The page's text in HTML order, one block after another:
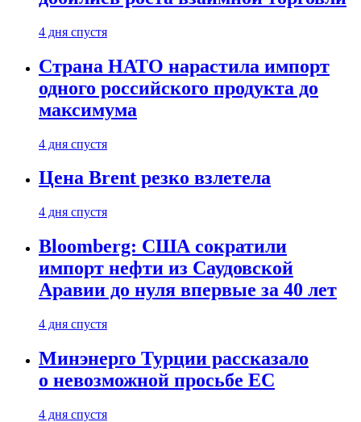
4 дня спустя
Страна НАТО нарастила импорт
одного российского продукта до
максимума
4 дня спустя
Цена Brent резко взлетела
4 дня спустя
Bloomberg: США сократили
импорт нефти из Саудовской
Аравии до нуля впервые за 40 лет
4 дня спустя
Минэнерго Турции рассказало
о невозможной просьбе ЕС
4 дня спустя